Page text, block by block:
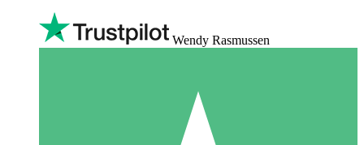
Wendy Rasmussen